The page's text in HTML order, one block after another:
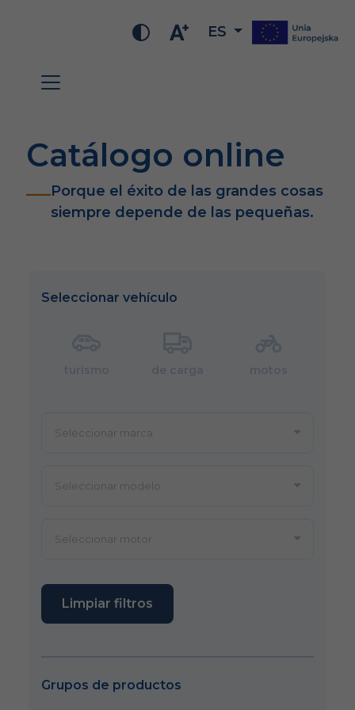
ES
Catálogo online
Porque el éxito de las grandes cosas
siempre depende de las pequeñas.
Seleccionar vehículo
Limpiar filtros
Grupos de productos